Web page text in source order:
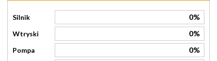
Silnik 0%
Wtryski 0%
Pompa 0%